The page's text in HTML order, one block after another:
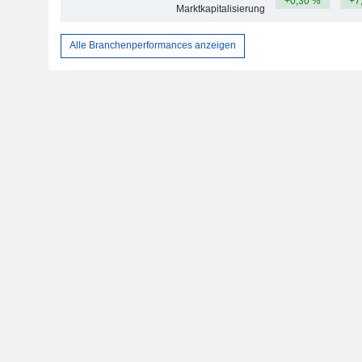
Marktkapitalisierung
Alle Branchenperformances anzeigen